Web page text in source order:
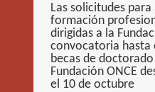
Las solicitudes
formación
dirigidas a la
convocatoria hasta
becas de
Fundación ONCE
el 10 de octubre